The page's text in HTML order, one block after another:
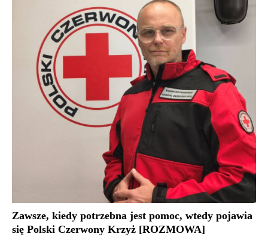
Zawsze, kiedy potrzebna jest pomoc, wtedy pojawia
się Polski Czerwony Krzyż [ROZMOWA]